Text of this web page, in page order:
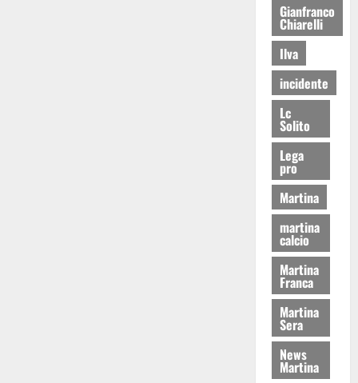
Gianfranco
Chiarelli
Ilva
incidente
Lc
Solito
Lega
pro
Martina
martina
calcio
Martina
Franca
Martina
Sera
News
Martina